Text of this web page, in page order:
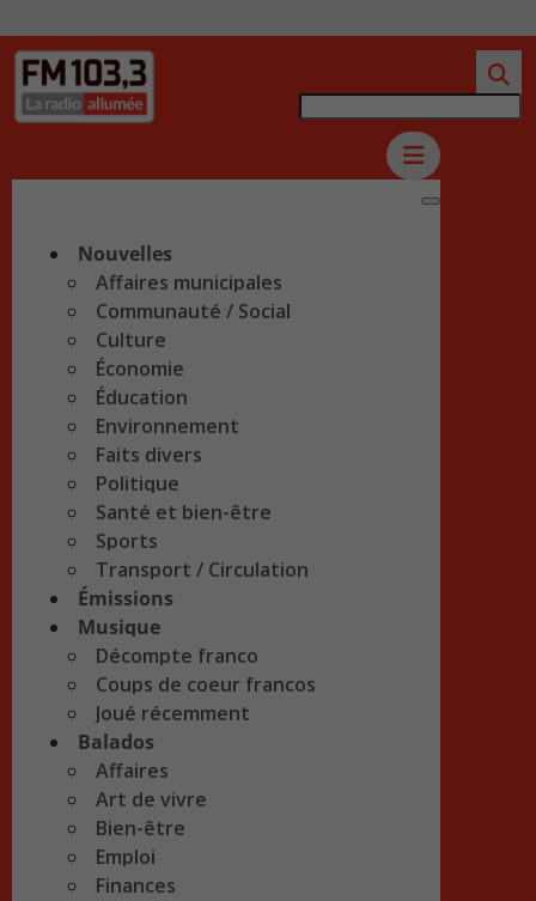
Nouvelles
Affaires municipales
Communauté / Social
Culture
Économie
Éducation
Environnement
Faits divers
Politique
Santé et bien-être
Sports
Transport / Circulation
Émissions
Musique
Décompte franco
Coups de coeur francos
Joué récemment
Balados
Affaires
Art de vivre
Bien-être
Emploi
Finances